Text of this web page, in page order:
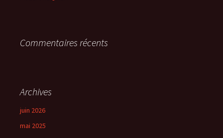
Commentaires récents
Archives
juin 2026
mai 2025